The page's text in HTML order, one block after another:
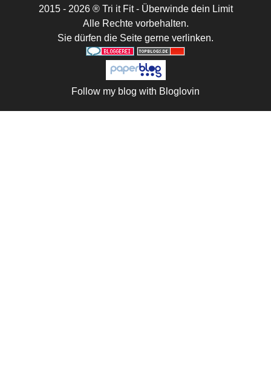
2015 - 2026 ® Tri it Fit - Überwinde dein Limit
Alle Rechte vorbehalten.
Sie dürfen die Seite gerne verlinken.
Follow my blog with Bloglovin